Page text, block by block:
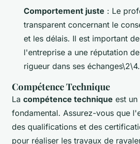
Comportement juste : Le
transparent concernant le
et les délais. Il est important
l'entreprise a une réputation
rigueur dans ses échanges\2\4.
Compétence Technique
La compétence technique est
fondamental. Assurez-vous que
des qualifications et des
pour réaliser les travaux de